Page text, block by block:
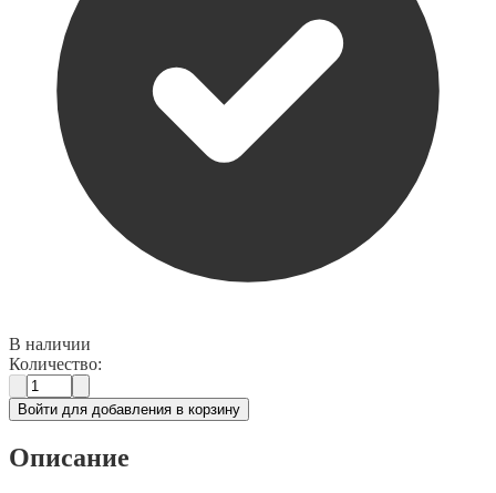
В наличии
Количество:
Войти для добавления в корзину
Описание